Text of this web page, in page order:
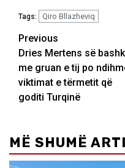
Tags: Qiro Bllazheviq
Post
navigation
Previous
Dries Mertens së
me gruan e tij po
viktimat e tërmetit që
goditi Turqinë
MË SHUMË